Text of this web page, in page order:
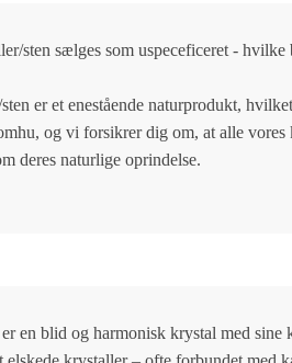
sten sælges som uspeceficeret -
er et enestående naturprodukt,
og vi forsikrer dig om, at alle
deres naturlige oprindelse.
en blid og harmonisk krystal med sine